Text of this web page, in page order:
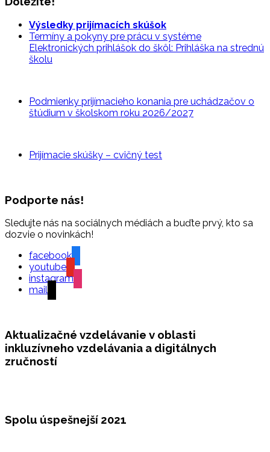
Výsledky prijímacích skúšok
Termíny a pokyny pre prácu v systéme
Elektronických prihlášok do škôl: Prihláška na strednú
školu
Podmienky prijímacieho konania pre uchádzačov o
štúdium v školskom roku 2026/2027
Prijímacie skúšky – cvičný test
Podporte nás!
Sledujte nás na sociálnych médiách a buďte prvý, kto sa
dozvie o novinkách!
facebook
youtube
instagram
mail
Aktualizačné vzdelávanie v oblasti
inkluzívneho vzdelávania a digitálnych
zručností
Spolu úspešnejší 2021